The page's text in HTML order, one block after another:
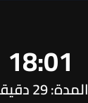
18:01
المدة: 29 دقيقة